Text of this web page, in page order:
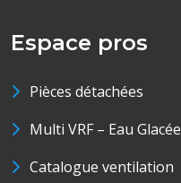
Espace pros
Pièces détachées
Multi VRF – Eau Glacée
Catalogue ventilation